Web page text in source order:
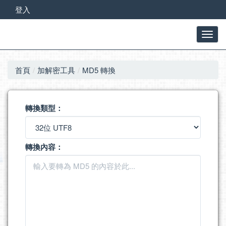
登入
首頁 加解密工具 MD5 轉換
轉換類型：
轉換內容：